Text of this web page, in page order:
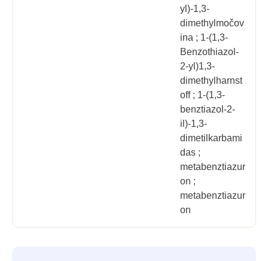
yl)-1,3-
dimethylmočov
ina ; 1-(1,3-
Benzothiazol-
2-yl)1,3-
dimethylharnst
off ; 1-(1,3-
benztiazol-2-
il)-1,3-
dimetilkarbami
das ;
metabenztiazur
on ;
metabenztiazur
on